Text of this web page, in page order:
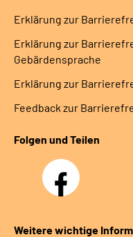
Erklärung zur
Erklärung zur
Gebärdensprache
Erklärung zur
Feedback zur
Folgen und Teilen
Facebook
Weitere wichtige